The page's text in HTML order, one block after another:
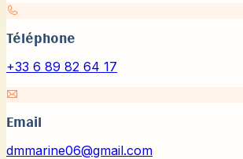
Téléphone
+33 6 89 82 64 17
Email
dmmarine06@gmail.com